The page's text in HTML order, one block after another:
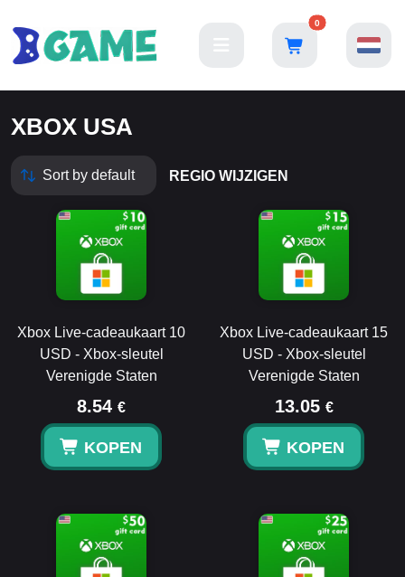
0
XBOX USA
REGIO WIJZIGEN
Xbox Live-cadeaukaart 10
USD - Xbox-sleutel
Verenigde Staten
8.54 €
KOPEN
Xbox Live-cadeaukaart 15
USD - Xbox-sleutel
Verenigde Staten
13.05 €
KOPEN